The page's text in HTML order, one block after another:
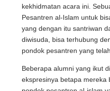
kekhidmatan acara ini.
Pesantren al-Islam untuk
yang dengan itu santriwan
diwisuda, bisa terhubung
pondok pesantren yang
Beberapa alumni yang ikut
ekspresinya betapa mereka